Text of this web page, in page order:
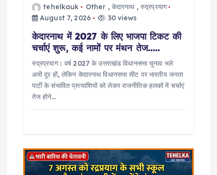
tehelkauk Other , केदारनाथ, रुद्रप्रयाग
August 7, 2026
30 views
केदारनाथ में 2027 के लिए भाजपा टिकट की
चर्चाएं शुरू, कई नामों पर मंथन तेज…..
रुद्रप्रयाग। वर्ष 2027 के उत्तराखंड विधानसभा चुनाव भले
अभी दूर हों, लेकिन केदारनाथ विधानसभा सीट पर भारतीय जनता
पार्टी के संभावित प्रत्याशियों को लेकर राजनीतिक हलकों में चर्चाएं
तेज होने…